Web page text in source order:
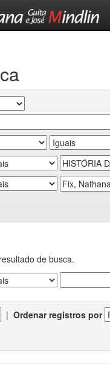
de busca.
| Ordenar registros por